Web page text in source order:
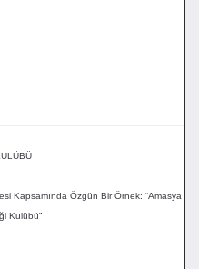
Kapsamında Özgün Bir Örnek: “Amasya
Kulübü”